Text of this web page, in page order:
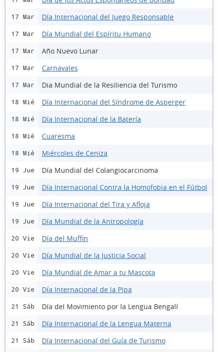
17 Mar Día Internacional del Juego Responsable
17 Mar Día Mundial del Espíritu Humano
17 Mar Año Nuevo Lunar
17 Mar Carnavales
17 Mar Dia Mundial de la Resiliencia del Turismo
18 Mié Día Internacional del Síndrome de Asperger
18 Mié Día Internacional de la Batería
18 Mié Cuaresma
18 Mié Miércoles de Ceniza
19 Jue Día Mundial del Colangiocarcinoma
19 Jue Día Internacional Contra la Homofobia en el Fútbol
19 Jue Día Internacional del Tira y Afloja
19 Jue Día Mundial de la Antropología
20 Vie Día del Muffin
20 Vie Día Mundial de la Justicia Social
20 Vie Día Mundial de Amar a tu Mascota
20 Vie Día Internacional de la Pipa
21 Sáb Día del Movimiento por la Lengua Bengalí
21 Sáb Día Internacional de la Lengua Materna
21 Sáb Día Internacional del Guía de Turismo